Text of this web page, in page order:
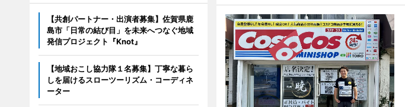
【共創パートナー・出演者募集】佐賀県鹿
島市「日常の結び目」を未来へつなぐ地域
発信プロジェクト『Knot』
【地域おこし協力隊１名募集】丁寧な暮ら
しを届けるスローツーリズム・コーディネ
ーター